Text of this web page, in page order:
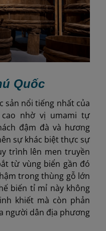
Quốc
sản nổi tiếng nhất của
nhờ vị umami tự
đậm đà và hương
sự khác biệt thực sự
trình lên men truyền
từ vùng biển gần đó
trong thùng gỗ lớn
biến tỉ mỉ này không
khiết mà còn phản
người dân địa phương